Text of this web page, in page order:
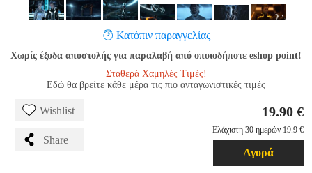
Κατόπιν παραγγελίας
Χωρίς έξοδα αποστολής για παραλαβή από οποιοδήποτε eshop point!
Σταθερά Χαμηλές Τιμές!
Εδώ θα βρείτε κάθε μέρα τις πιο ανταγωνιστικές τιμές
Wishlist
Share
19.90 €
Ελάχιστη 30 ημερών 19.9 €
Αγορά